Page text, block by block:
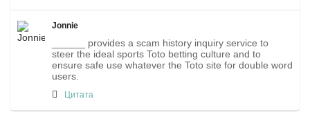
Jonnie
______ provides a scam history inquiry service to
steer the ideal sports Toto betting culture and to
ensure safe use whatever the Toto site for double word
users.
Цитата